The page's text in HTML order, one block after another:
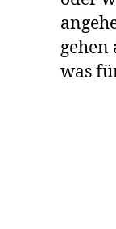
gehen
was